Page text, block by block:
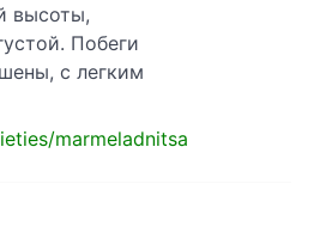
высоты,
Побеги
с легким
marmeladnitsa